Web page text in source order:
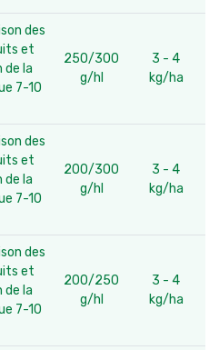
des
et
de la
7-10
250/300
g/hl
3 - 4
kg/ha
des
et
de la
7-10
200/300
g/hl
3 - 4
kg/ha
des
et
de la
7-10
200/250
g/hl
3 - 4
kg/ha